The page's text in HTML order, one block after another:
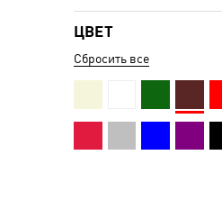
ЦВЕТ
Сбросить все